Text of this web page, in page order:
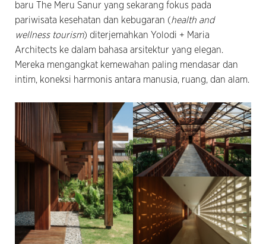
baru The Meru Sanur yang sekarang fokus pada
pariwisata kesehatan dan kebugaran (health and
wellness tourism) diterjemahkan Yolodi + Maria
Architects ke dalam bahasa arsitektur yang elegan.
Mereka mengangkat kemewahan paling mendasar dan
intim, koneksi harmonis antara manusia, ruang, dan alam.